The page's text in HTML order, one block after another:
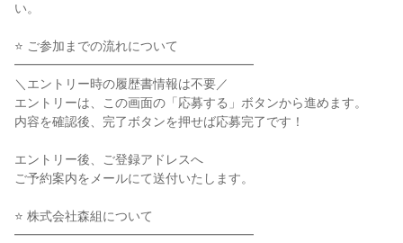
い。
⭐ ご参加までの流れについて
━━━━━━━━━━━━━━━━━━━
＼エントリー時の履歴書情報は不要／
エントリーは、この画面の「応募する」ボタンから進めます。
内容を確認後、完了ボタンを押せば応募完了です！
エントリー後、ご登録アドレスへ
ご予約案内をメールにて送付いたします。
⭐ 株式会社森組について
━━━━━━━━━━━━━━━━━━━